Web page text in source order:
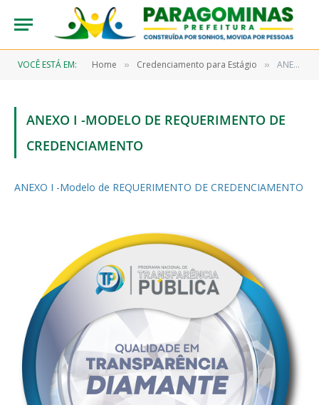
VOCÊ ESTÁ EM: Home » Credenciamento para Estágio » ANEXO I -Modelo de REQUERIMENTO DE CREDENCIAMENTO
ANEXO I -MODELO DE REQUERIMENTO DE
CREDENCIAMENTO
ANEXO I -Modelo de REQUERIMENTO DE CREDENCIAMENTO